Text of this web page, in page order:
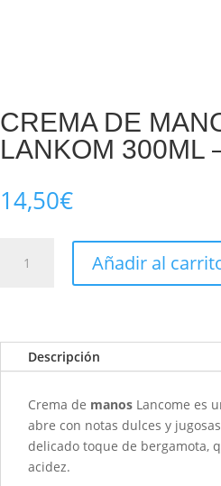
CREMA DE
LANKOM 300ML
14,50€
LANKOM
300ML
Lancome
cantidad
Añadir al
Descripción
Crema de manos Lancome es
abre con notas dulces y
delicado toque de bergamota,
acidez.